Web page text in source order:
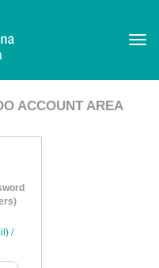
×
ACCOUNT AREA
/